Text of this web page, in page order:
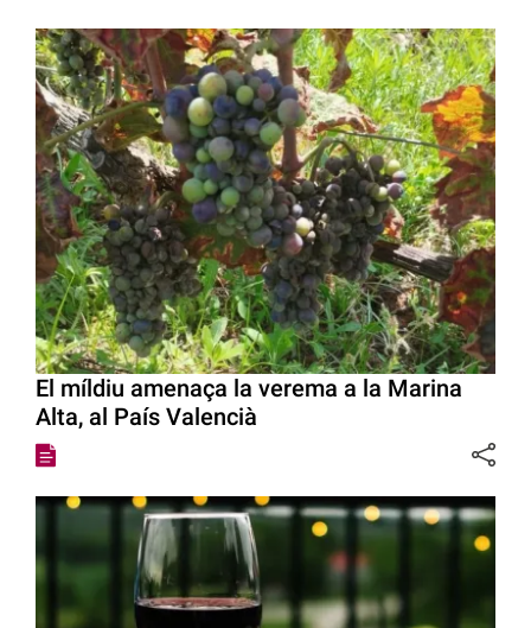
El míldiu amenaça la verema a la Marina
Alta, al País Valencià